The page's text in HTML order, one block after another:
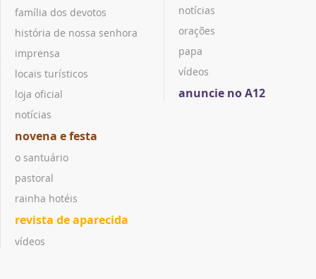
família dos devotos
história de nossa senhora
imprensa
locais turísticos
loja oficial
notícias
novena e festa
o santuário
pastoral
rainha hotéis
revista de aparecida
vídeos
notícias
orações
papa
vídeos
anuncie no A12